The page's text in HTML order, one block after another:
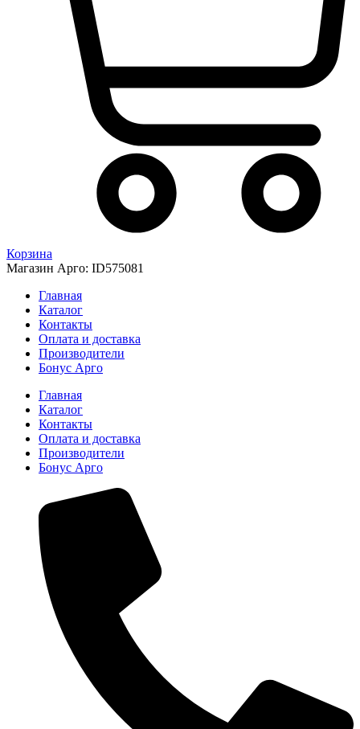
Корзина
Магазин Арго: ID575081
Главная
Каталог
Контакты
Оплата и доставка
Производители
Бонус Арго
Главная
Каталог
Контакты
Оплата и доставка
Производители
Бонус Арго